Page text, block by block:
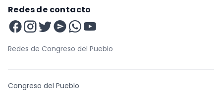
Redes de contacto
Redes de Congreso del Pueblo
Congreso del Pueblo